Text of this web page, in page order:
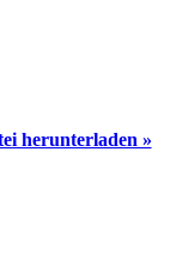
herunterladen »